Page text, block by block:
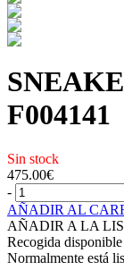
F004141
Sin stock
475.00€
-
AÑADIR AL
AÑADIR A LA
Recogida disponible
Normalmente está